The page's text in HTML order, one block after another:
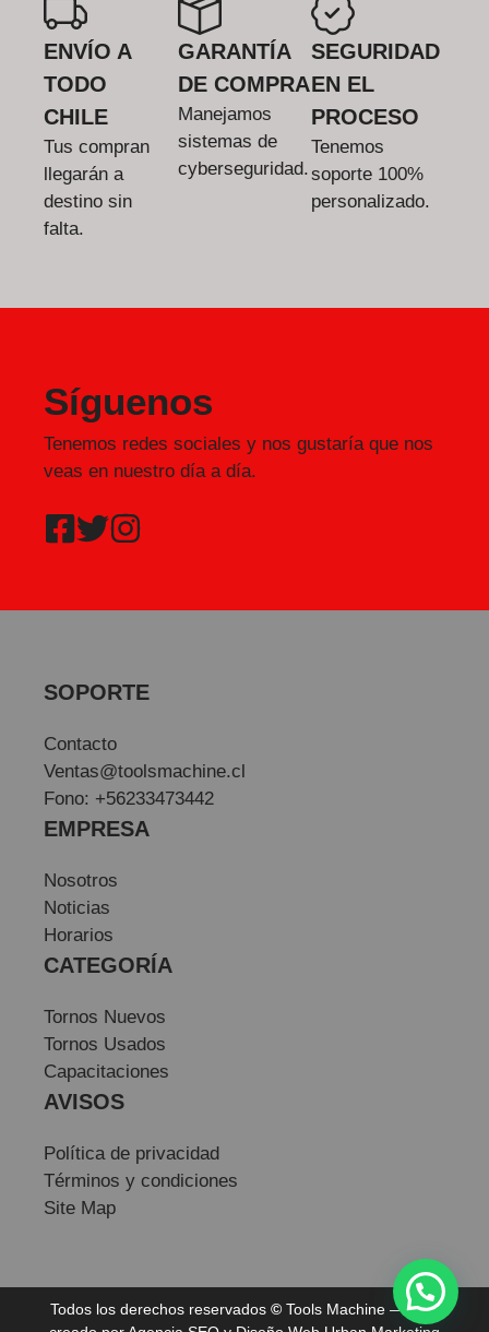
ENVÍO A
TODO
CHILE
Tus compran
llegarán a
destino sin
falta.
GARANTÍA
DE COMPRA
Manejamos
sistemas de
cyberseguridad.
SEGURIDAD
EN EL
PROCESO
Tenemos
soporte 100%
personalizado.
Síguenos
Tenemos redes sociales y nos gustaría que nos
veas en nuestro día a día.
SOPORTE
Contacto
Ventas@toolsmachine.cl
Fono: +56233473442
EMPRESA
Nosotros
Noticias
Horarios
CATEGORÍA
Tornos Nuevos
Tornos Usados
Capacitaciones
AVISOS
Política de privacidad
Términos y condiciones
Site Map
Todos los derechos reservados © Tools Machine — Sitio